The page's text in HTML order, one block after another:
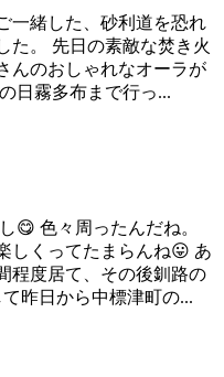
一緒した、砂利道を恐れ
た。 先日の素敵な焚き火
んのおしゃれなオーラが
日霧多布まで行っ...
😋 色々周ったんだね。
しくってたまらんね😛 あ
程度居て、その後釧路の
昨日から中標津町の...